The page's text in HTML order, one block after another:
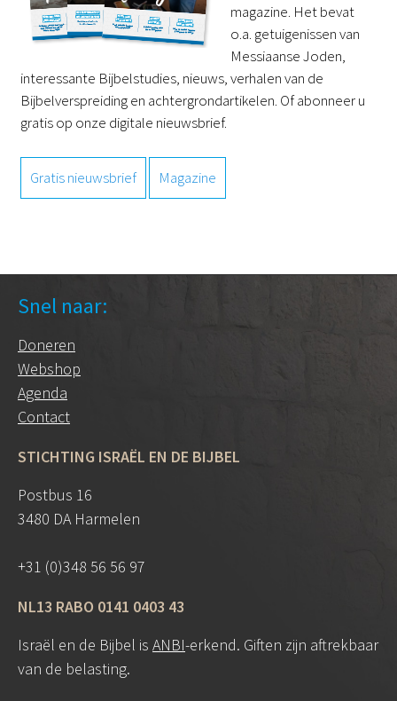
magazine. Het bevat
o.a. getuigenissen van
Messiaanse Joden,
interessante Bijbelstudies, nieuws, verhalen van de
Bijbelverspreiding en achtergrondartikelen. Of abonneer u
gratis op onze digitale nieuwsbrief.
Gratis nieuwsbrief Magazine
Snel naar:
Doneren
Webshop
Agenda
Contact
STICHTING ISRAËL EN DE BIJBEL
Postbus 16
3480 DA Harmelen
+31 (0)348 56 56 97
NL13 RABO 0141 0403 43
Israël en de Bijbel is ANBI-erkend. Giften zijn aftrekbaar
van de belasting.